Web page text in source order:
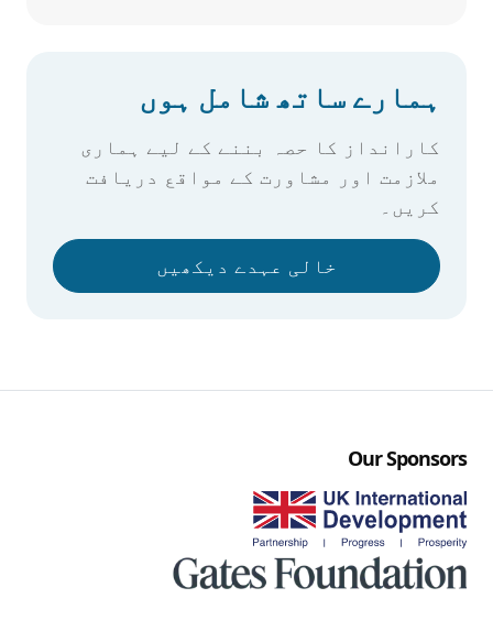
ہمارے ساتھ شامل ہوں
کارانداز کا حصہ بننے کے لیے ہماری
ملازمت اور مشاورت کے مواقع دریافت
کریں۔
خالی عہدے دیکھیں
Our Sponsors